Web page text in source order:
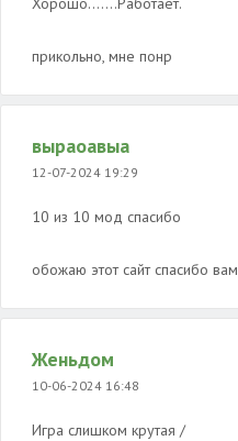
прикольно, мне понр
выраоавыа
12-07-2024 19:29
10 из 10 мод спасибо
обожаю этот сайт спасибо вам
Женьдом
10-06-2024 16:48
Игра слишком крутая /